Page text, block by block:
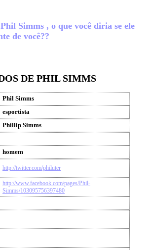
Simms , o que você diria se ele
de você??
DE PHIL SIMMS
Phil Simms
esportista
Phillip Simms
homem
http://twitter.com/philuter
http://www.facebook.com/pages/Phil-
Simms/103095756397480